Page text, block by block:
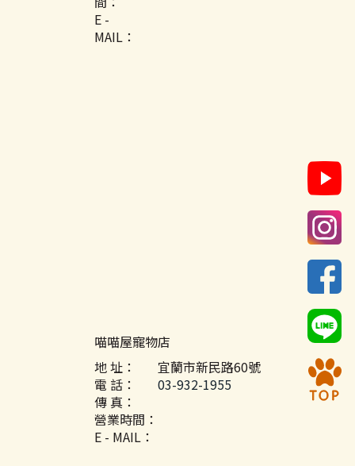
E -
MAIL：
喵喵屋寵物店
地 址：
宜蘭市新民路60號
電 話：
03-932-1955
傳 真：
營業時間：
E - MAIL：